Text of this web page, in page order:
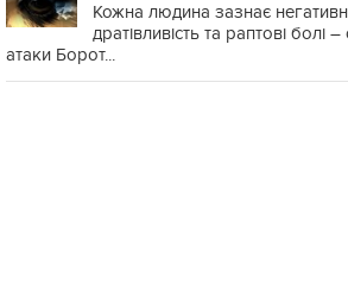
Кожна людина зазнає
дратівливість та раптові болі
атаки Борот...